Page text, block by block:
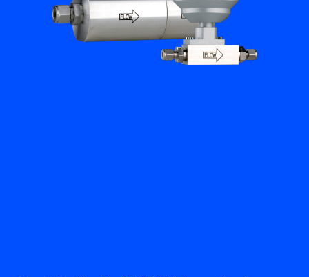
Neem contact op